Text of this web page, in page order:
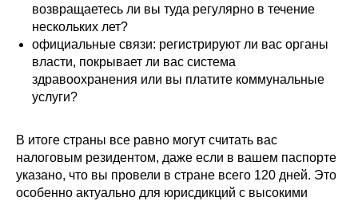
возвращаетесь ли вы туда регулярно в течение
нескольких лет?
официальные связи: регистрируют ли вас органы
власти, покрывает ли вас система
здравоохранения или вы платите коммунальные
услуги?
В итоге страны все равно могут считать вас
налоговым резидентом, даже если в вашем паспорте
указано, что вы провели в стране всего 120 дней. Это
особенно актуально для юрисдикций с высокими